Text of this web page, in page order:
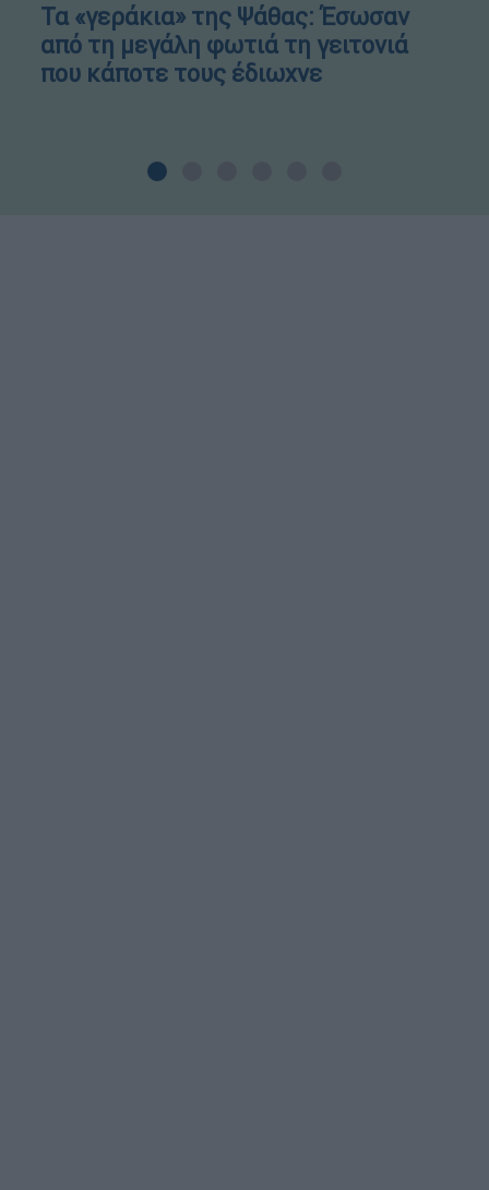
Τα «γεράκια» της Ψάθας: Έσωσαν
από τη μεγάλη φωτιά τη γειτονιά
που κάποτε τους έδιωχνε